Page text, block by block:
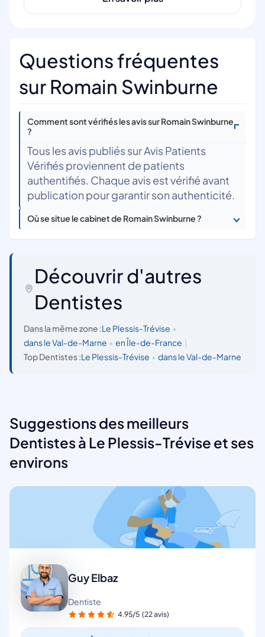
Questions fréquentes
sur Romain Swinburne
Comment sont vérifiés les avis sur Romain Swinburne
?
Tous les avis publiés sur Avis Patients
Vérifiés proviennent de patients
authentifiés. Chaque avis est vérifié avant
publication pour garantir son authenticité.
Où se situe le cabinet de Romain Swinburne ?
Découvrir d'autres
Dentistes
Dans la même zone :Le Plessis-Trévise •
dans le Val-de-Marne • en Île-de-France
Top Dentistes :Le Plessis-Trévise • dans le Val-de-Marne
Suggestions des meilleurs
Dentistes à Le Plessis-Trévise et ses
environs
Guy Elbaz
Dentiste
4.95/5 (22 avis)